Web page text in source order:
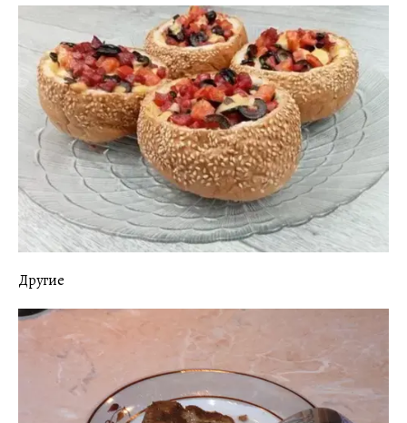
Другие